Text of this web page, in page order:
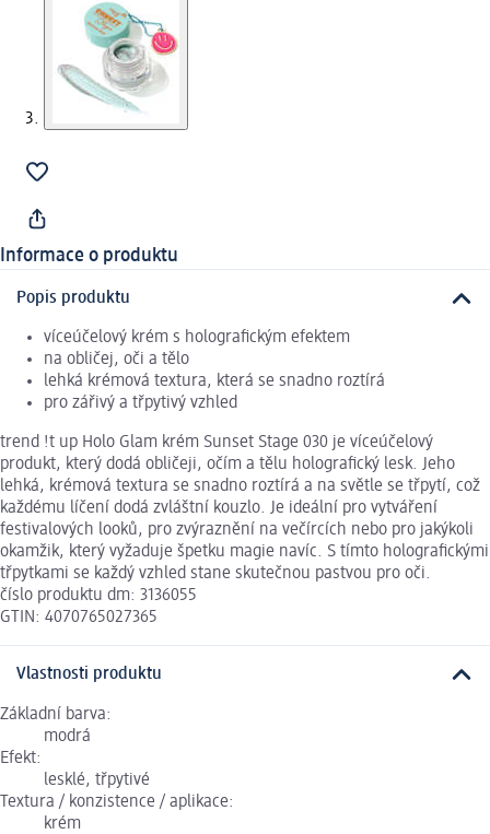
Informace o produktu
Popis produktu
víceúčelový krém s holografickým efektem
na obličej, oči a tělo
lehká krémová textura, která se snadno roztírá
pro zářivý a třpytivý vzhled
trend !t up Holo Glam krém Sunset Stage 030 je víceúčelový
produkt, který dodá obličeji, očím a tělu holografický lesk. Jeho
lehká, krémová textura se snadno roztírá a na světle se třpytí, což
každému líčení dodá zvláštní kouzlo. Je ideální pro vytváření
festivalových looků, pro zvýraznění na večírcích nebo pro jakýkoli
okamžik, který vyžaduje špetku magie navíc. S tímto holografickými
třpytkami se každý vzhled stane skutečnou pastvou pro oči.
číslo produktu dm: 3136055
GTIN: 4070765027365
Vlastnosti produktu
Základní barva:
modrá
Efekt:
lesklé, třpytivé
Textura / konzistence / aplikace:
krém